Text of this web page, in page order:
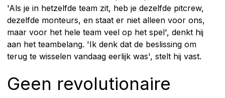
'Als je in hetzelfde team zit, heb je dezelfde pitcrew,
dezelfde monteurs, en staat er niet alleen voor ons,
maar voor het hele team veel op het spel', denkt hij
aan het teambelang. 'Ik denk dat de beslissing om
terug te wisselen vandaag eerlijk was', stelt hij vast.
Geen revolutionaire